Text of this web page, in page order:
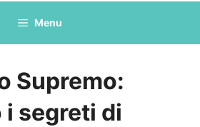
Menu
Supremo:
segreti di